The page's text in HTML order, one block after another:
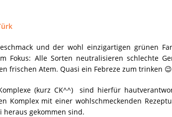
[ 29. November 2020 ] Selection des Jahres
PRODUKTVORSTELLUNGEN
und der wohl einzigartigen grünen
Fokus: Alle Sorten neutralisieren schlechte
frischen Atem. Quasi ein Febreze zum trinken 😉
(kurz CK^^) sind hierfür
Komplex mit einer wohlschmeckenden
heraus gekommen sind.